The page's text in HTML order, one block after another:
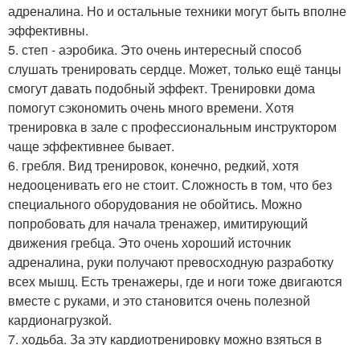
адреналина. Но и остальные техники могут быть вполне
эффективны.
5. степ - аэробика. Это очень интересный способ
слушать тренировать сердце. Может, только ещё танцы
смогут давать подобный эффект. Тренировки дома
помогут сэкономить очень много времени. Хотя
тренировка в зале с профессиональным инструктором
чаще эффективнее бывает.
6. гребля. Вид тренировок, конечно, редкий, хотя
недооценивать его не стоит. Сложность в том, что без
специального оборудования не обойтись. Можно
попробовать для начала тренажер, имитирующий
движения гребца. Это очень хороший источник
адреналина, руки получают превосходную разработку
всех мышц. Есть тренажеры, где и ноги тоже двигаются
вместе с руками, и это становится очень полезной
кардионагрузкой.
7. ходьба. За эту кардиотренировку можно взяться в